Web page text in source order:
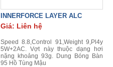
INNERFORCE LAYER ALC
Giá: Liên hệ
Speed 8.8,Control 91,Weight 9,Pl4y
5W+2AC. Vợt này thuộc dạng hơi
nặng khoảng 93g. Dung Bóng Bàn
95 Hồ Tùng Mậu